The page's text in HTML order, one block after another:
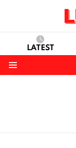
LATEST